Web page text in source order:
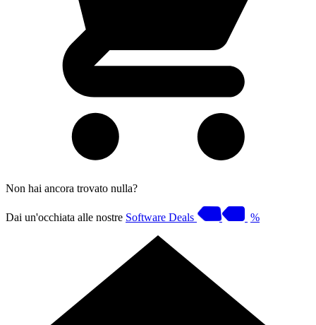
Non hai ancora trovato nulla?
Dai un'occhiata alle nostre Software Deals %